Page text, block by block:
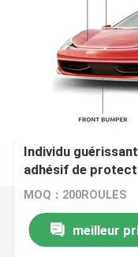
Individu
adhésif de
PPF
MOQ：200ROULES
meilleur